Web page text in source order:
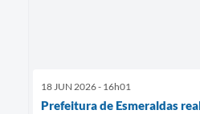
18 JUN 2026 - 16h01
Prefeitura de Esmeraldas